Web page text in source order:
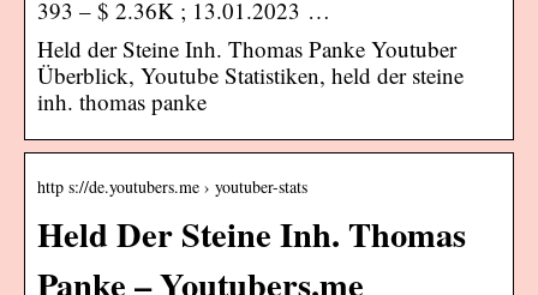
393 – $ 2.36K ; 13.01.2023 …
Held der Steine Inh. Thomas Panke Youtuber
Überblick, Youtube Statistiken, held der steine
inh. thomas panke
http s://de.youtubers.me › youtuber-stats
Held Der Steine Inh. Thomas
Panke – Youtubers.me